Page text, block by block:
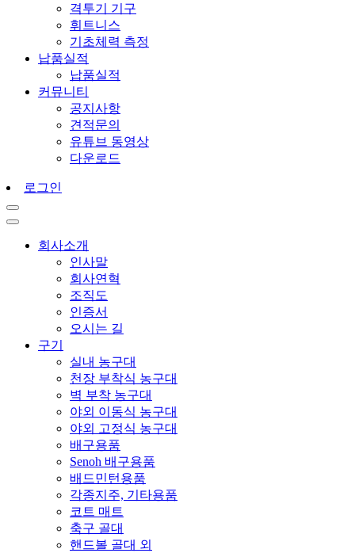
격투기 기구
휘트니스
기초체력 측정
납품실적
납품실적
커뮤니티
공지사항
견적문의
유튜브 동영상
다운로드
로그인
회사소개
인사말
회사연혁
조직도
인증서
오시는 길
구기
실내 농구대
천장 부착식 농구대
벽 부착 농구대
야외 이동식 농구대
야외 고정식 농구대
배구용품
Senoh 배구용품
배드민턴용품
각종지주, 기타용품
코트 매트
축구 골대
핸드볼 골대 외